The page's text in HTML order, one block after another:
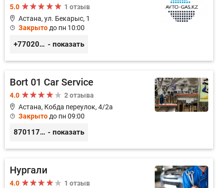
5.0
1 отзыв
Астана, ул. Бекарыс, 1
Закрыто до пн 10:00
+77020002526 - показать
Bort 01 Car Service
4.0
2 отзыва
Астана, Кобда переулок, 4/2а
Закрыто до пн 09:00
87011754444 - показать
Нургали
4.0
1 отзыв